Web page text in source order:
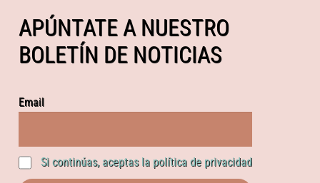
APÚNTATE A NUESTRO
BOLETÍN DE NOTICIAS
Email
Si continúas, aceptas la política de privacidad